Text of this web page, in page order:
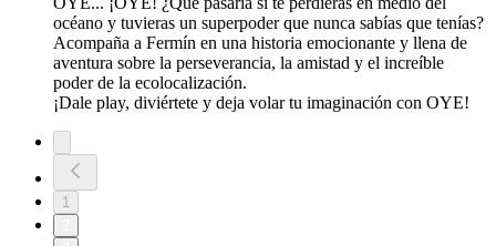
océano y tuvieras un superpoder que nunca sabías que tenías?
Acompaña a Fermín en una historia emocionante y llena de
aventura sobre la perseverancia, la amistad y el increíble
poder de la ecolocalización.
¡Dale play, diviértete y deja volar tu imaginación con OYE!
1